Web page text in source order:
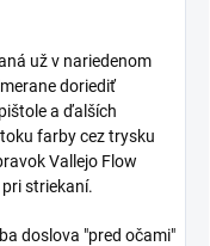
už v nariedenom
doriediť
a ďalších
farby cez trysku
Vallejo Flow
striekaní.
doslova "pred očami"